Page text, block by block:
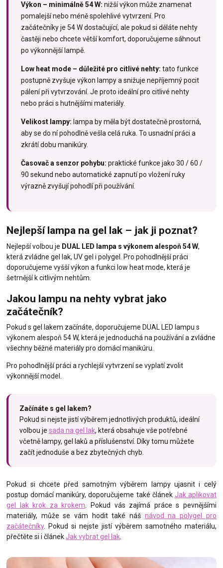
Výkon – minimálně 54 W: nižší výkon může znamenat
pomalejší nebo méně spolehlivé vytvrzení. Pro
začátečníky je 54 W dostačující, ale pokud si děláte nehty
častěji nebo chcete větší komfort, doporučujeme sáhnout
po výkonnější lampě.
Low heat mode – důležité pro citlivé nehty: tato funkce
postupně zvyšuje výkon lampy a snižuje nepříjemný pocit
pálení při vytvrzování. Je proto ideální pro citlivé nehty
nebo práci s hutnějšími materiály.
Velikost lampy: lampa by měla být dostatečně prostorná,
aby se do ní pohodlně vešla celá ruka. To usnadní práci a
zkrátí dobu manikúry.
Časovač a senzor pohybu: praktické funkce jako 30 / 60 /
90 sekund nebo automatické zapnutí po vložení ruky
výrazně zvyšují pohodlí při používání.
Nejlepší lampa na gel lak – jak ji poznat?
Nejlepší volbou je DUAL LED lampa s výkonem alespoň 54 W,
která zvládne gel lak, UV gel i polygel. Pro pohodlnější práci
doporučujeme vyšší výkon a funkci low heat mode, která je
šetrnější k citlivým nehtům.
Jakou lampu na nehty vybrat jako
začátečník?
Pokud s gel lakem začínáte, doporučujeme DUAL LED lampu s
výkonem alespoň 54 W, která je jednoduchá na používání a zvládne
všechny běžné materiály pro domácí manikúru.
Pro pohodlnější práci a rychlejší vytvrzení se vyplatí zvolit
výkonnější model.
Začínáte s gel lakem?
Pokud si nejste jistí výběrem jednotlivých produktů, ideální
volbou jesada na gel lak, která obsahuje vše potřebné
včetně lampy, gel laků a příslušenství. Díky tomu můžete
začít jednoduše a bez zbytečných chyb.
Pokud si chcete před samotným výběrem lampy ujasnit i celý
postup domácí manikúry, doporučujeme také článek Jak aplikovat
gel lak krok za krokem. Pokud vás zajímá práce s pevnějšími
materiály, může se vám hodit také náš návod na polygel pro
začátečníky. Pokud si nejste jistí výběrem samotného materiálu,
přečtěte si i článekJak vybrat gel lak.